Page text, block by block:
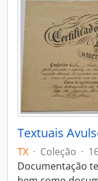
Textuais
TX · Coleção ·
Documentação